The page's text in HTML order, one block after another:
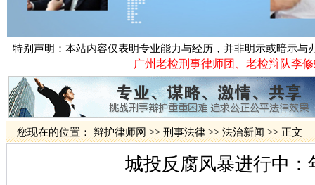
特别声明：本站内容仅表明专业能力与经历，并非明示或暗示
广州老检刑事律师团、老检辩队李
您现在的位置： 辩护律师网 >> 刑事法律 >> 法治新闻 >> 正文
城投反腐风暴进行中